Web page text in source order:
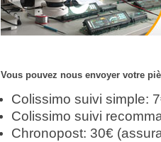
Vous pouvez nous envoyer votre
Colissimo suivi simple:
Colissimo suivi
Chronopost: 30€